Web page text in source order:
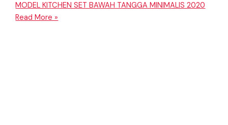
MODEL KITCHEN SET BAWAH TANGGA MINIMALIS 2020
Read More »